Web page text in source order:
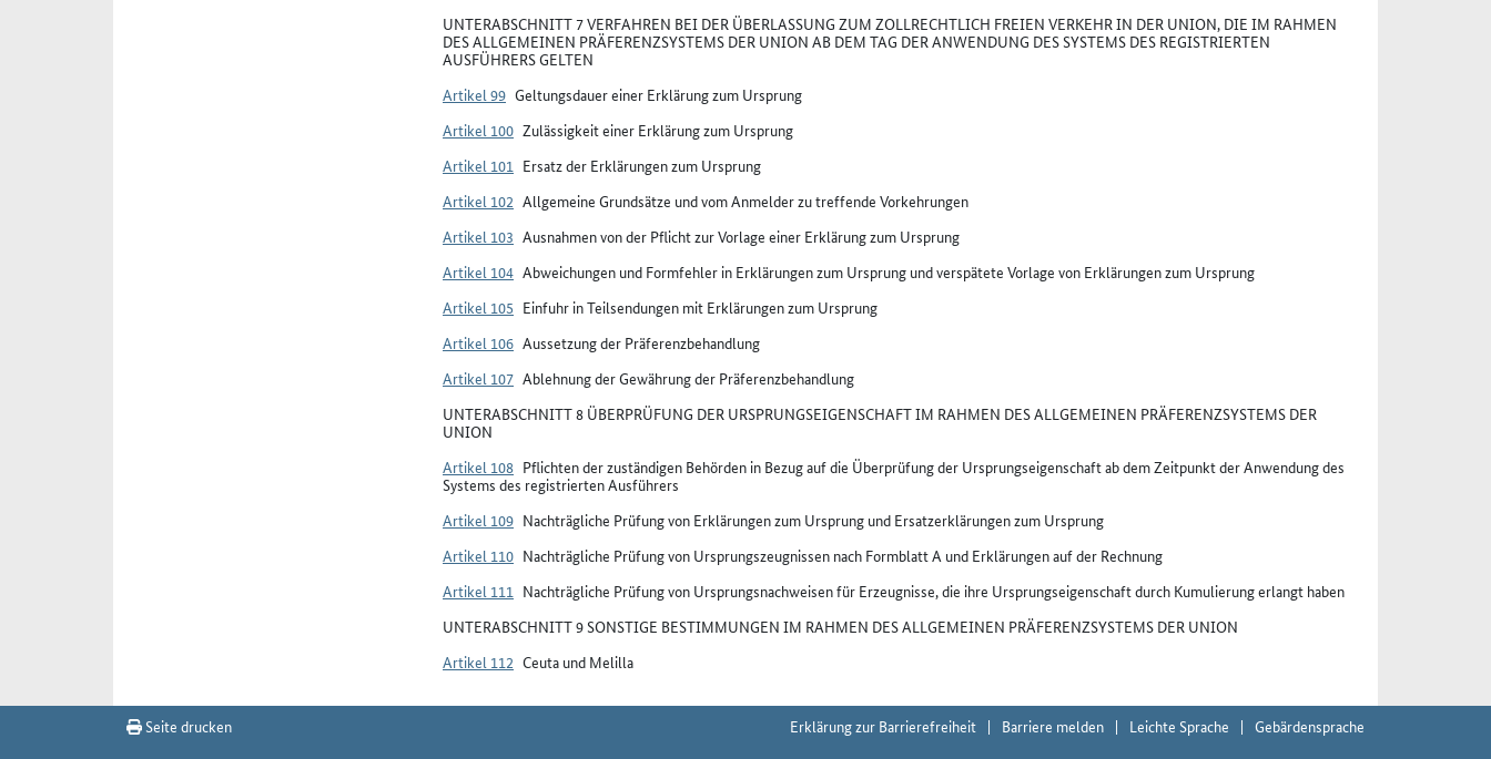
UNTERABSCHNITT 7 VERFAHREN BEI DER ÜBERLASSUNG ZUM ZOLLRECHTLICH FREIEN VERKEHR IN DER UNION, DIE IM RAHMEN
DES ALLGEMEINEN PRÄFERENZSYSTEMS DER UNION AB DEM TAG DER ANWENDUNG DES SYSTEMS DES REGISTRIERTEN
AUSFÜHRERS GELTEN
Artikel 99 Geltungsdauer einer Erklärung zum Ursprung
Artikel 100 Zulässigkeit einer Erklärung zum Ursprung
Artikel 101 Ersatz der Erklärungen zum Ursprung
Artikel 102 Allgemeine Grundsätze und vom Anmelder zu treffende Vorkehrungen
Artikel 103 Ausnahmen von der Pflicht zur Vorlage einer Erklärung zum Ursprung
Artikel 104 Abweichungen und Formfehler in Erklärungen zum Ursprung und verspätete Vorlage von Erklärungen zum Ursprung
Artikel 105 Einfuhr in Teilsendungen mit Erklärungen zum Ursprung
Artikel 106 Aussetzung der Präferenzbehandlung
Artikel 107 Ablehnung der Gewährung der Präferenzbehandlung
UNTERABSCHNITT 8 ÜBERPRÜFUNG DER URSPRUNGSEIGENSCHAFT IM RAHMEN DES ALLGEMEINEN PRÄFERENZSYSTEMS DER
UNION
Artikel 108 Pflichten der zuständigen Behörden in Bezug auf die Überprüfung der Ursprungseigenschaft ab dem Zeitpunkt der Anwendung des
Systems des registrierten Ausführers
Artikel 109 Nachträgliche Prüfung von Erklärungen zum Ursprung und Ersatzerklärungen zum Ursprung
Artikel 110 Nachträgliche Prüfung von Ursprungszeugnissen nach Formblatt A und Erklärungen auf der Rechnung
Artikel 111 Nachträgliche Prüfung von Ursprungsnachweisen für Erzeugnisse, die ihre Ursprungseigenschaft durch Kumulierung erlangt haben
UNTERABSCHNITT 9 SONSTIGE BESTIMMUNGEN IM RAHMEN DES ALLGEMEINEN PRÄFERENZSYSTEMS DER UNION
Artikel 112 Ceuta und Melilla
Seite drucken Erklärung zur Barrierefreiheit Barriere melden Leichte Sprache
Gebärdensprache